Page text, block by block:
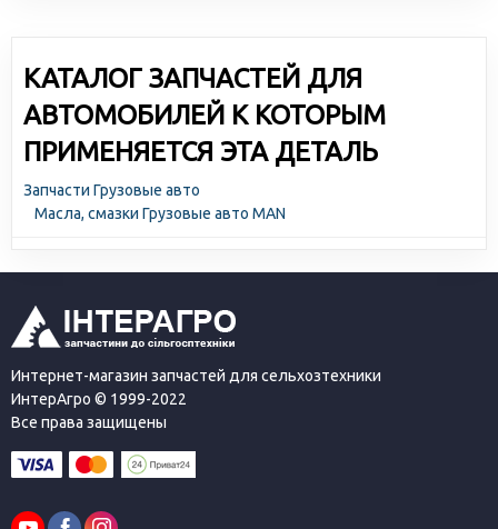
КАТАЛОГ ЗАПЧАСТЕЙ ДЛЯ
АВТОМОБИЛЕЙ К КОТОРЫМ
ПРИМЕНЯЕТСЯ ЭТА ДЕТАЛЬ
Запчасти Грузовые авто
Масла, смазки Грузовые авто MAN
Интернет-магазин запчастей для сельхозтехники
ИнтерАгро © 1999-2022
Все права защищены